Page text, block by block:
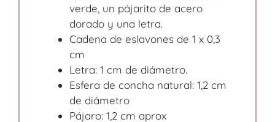
verde, un pájarito de acero
dorado y una letra.
Cadena de eslavones de 1 x 0,3
cm
Letra: 1 cm de diámetro.
Esfera de concha natural: 1,2 cm
de diámetro
Pájaro: 1,2 cm aprox